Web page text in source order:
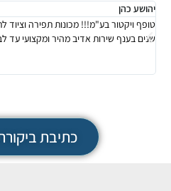
יהושע כהן
טופף ויקטור בע"מ!!! מכונות תפירה וציוד
שנים בענף שירות אדיב מהיר ומקצועי עד
כתיבת